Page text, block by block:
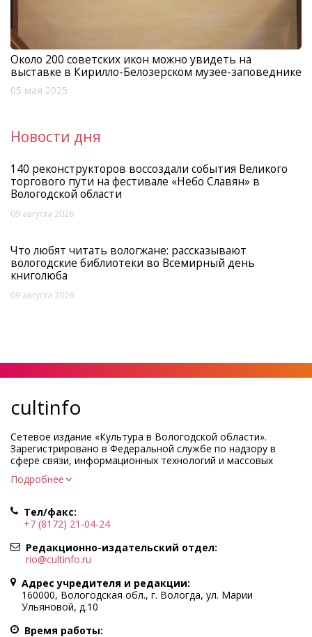
Около 200 советских икон можно увидеть на
выставке в Кирилло-Белозерском музее-заповеднике
05 мая 2025
Новости дня
140 реконструкторов воссоздали события Великого
торгового пути на фестивале «Небо Славян» в
Вологодской области
09 августа 2026
Что любят читать вологжане: рассказывают
вологодские библиотеки во Всемирный день
книголюба
09 августа 2026
cultinfo
Сетевое издание «Культура в Вологодской области».
Зарегистрировано в Федеральной службе по надзору в
сфере связи, информационных технологий и массовых
коммуникаций.
Регистрационный номер и дата принятия решения о
Учредитель КУ ВО «Информационно-аналитический центр
культуры»
Адрес учредителя и редакции: 160000, Вологодская обл., г.
Вологда, ул. Марии Ульяновой, д.10
Главный редактор — Легчанова Елена Григорьевна
Политика в отношении обработки персональных данных
При полном или частичном использовании информации
портала гиперссылка на cultinfo.ru обязательна.
Подробнее
Тел/факс:
+7 (8172) 21-04-24
Редакционно-издательский отдел:
rio@cultinfo.ru
Адрес учредителя и редакции:
160000, Вологодская обл., г. Вологда, ул. Марии
Ульяновой, д.10
Время работы: